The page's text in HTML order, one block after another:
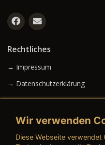
Rechtliches
→ Impressum
→ Datenschutzerklärung
Wir verwenden
Diese Webseite verwendet